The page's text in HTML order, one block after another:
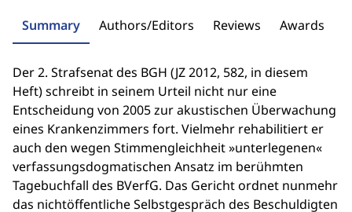
Summary Authors/Editors Reviews Awards
Der 2. Strafsenat des BGH (JZ 2012, 582, in diesem
Heft) schreibt in seinem Urteil nicht nur eine
Entscheidung von 2005 zur akustischen Überwachung
eines Krankenzimmers fort. Vielmehr rehabilitiert er
auch den wegen Stimmengleichheit »unterlegenen«
verfassungsdogmatischen Ansatz im berühmten
Tagebuchfall des BVerfG. Das Gericht ordnet nunmehr
das nichtöffentliche Selbstgespräch des Beschuldigten